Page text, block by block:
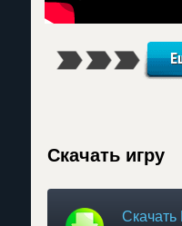
Скачать игру